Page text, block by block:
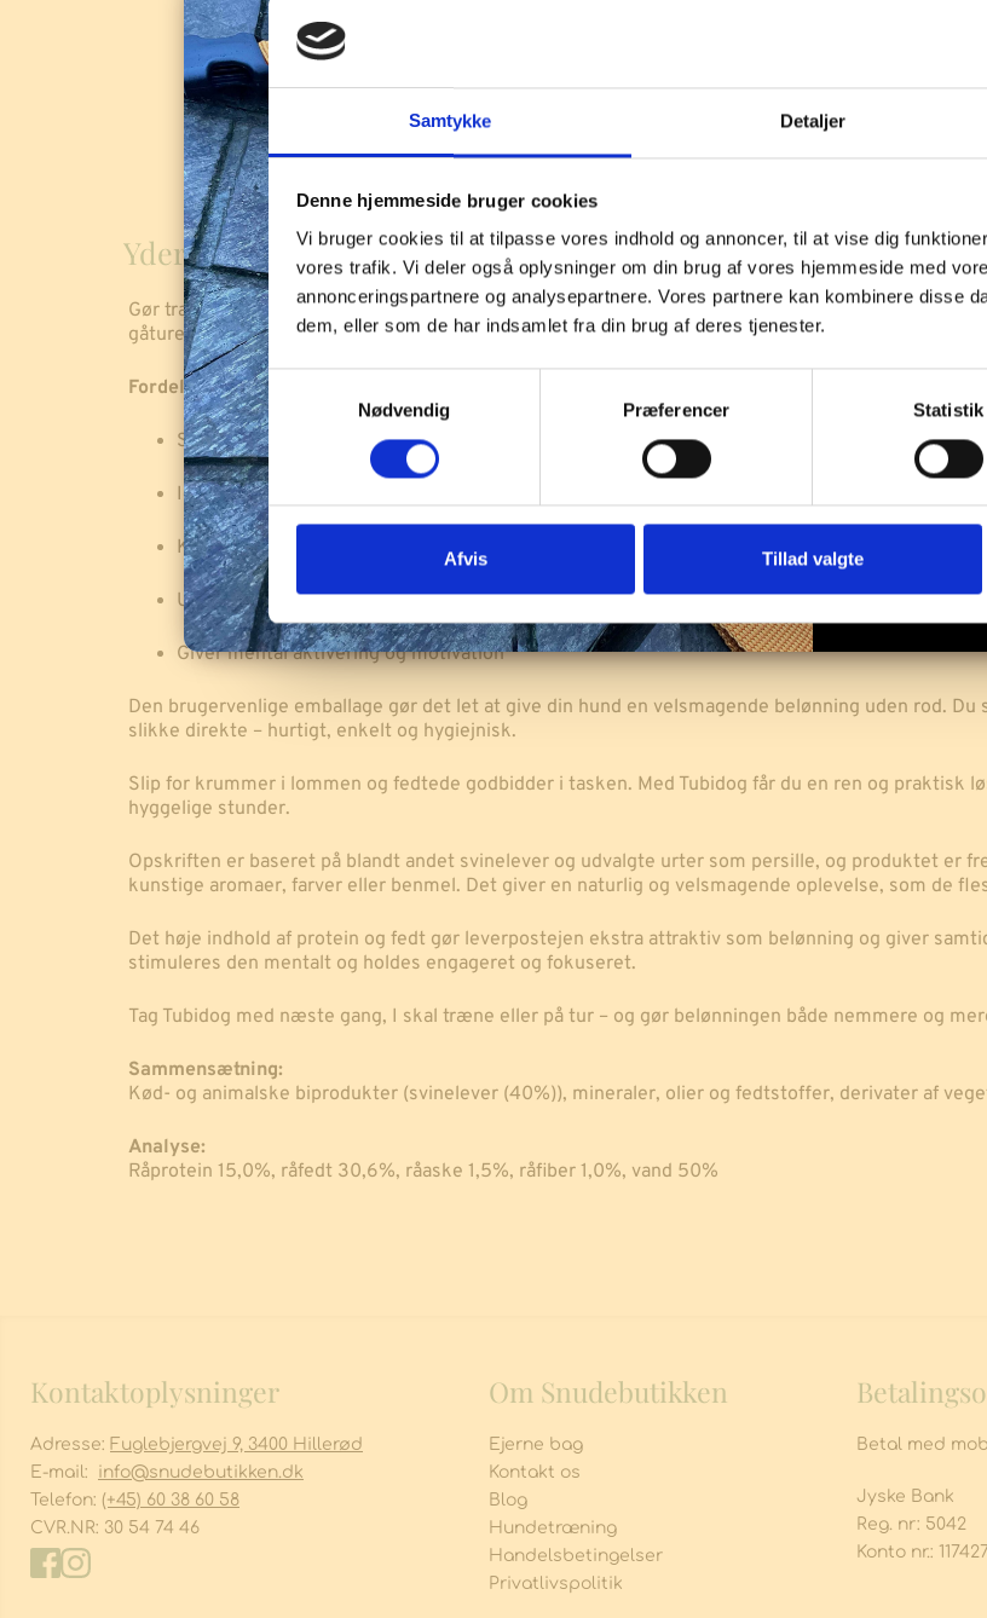
Samtykke Detaljer
Denne hjemmeside bruger cookies
Vi bruger cookies til at tilpasse vores indhold og annoncer, til at vise dig
vores trafik. Vi deler også oplysninger om din brug af vores hjemmeside med
annonceringspartnere og analysepartnere. Vores partnere kan kombinere disse
dem, eller som de har indsamlet fra din brug af deres tjenester.
S
a
m
t
k
k
v
a
g
Nødvendig Præferencer Statistik
Afvis Tillad valgte
gr.
Yderligere information
Gør træningen både lettere og sjovere med Tubidog leverpostej i praktisk tube. Den smagfulde
gåturen eller som en hurtig snack, når I er på farten.
Fordele ved Tubidog:
Smart tube, der er nem at have med
Ideel som træningsgodbid
Kan bruges til at gemme medicin
Uden tilsatte konserveringsmidler og farvestoffer
Giver mental aktivering og motivation
Den brugervenlige emballage gør det let at give din hund en velsmagende belønning uden rod.
slikke direkte – hurtigt, enkelt og hygiejnisk.
Slip for krummer i lommen og fedtede godbidder i tasken. Med Tubidog får du en ren og
hyggelige stunder.
Opskriften er baseret på blandt andet svinelever og udvalgte urter som persille, og produktet er
kunstige aromaer, farver eller benmel. Det giver en naturlig og velsmagende oplevelse, som de
Det høje indhold af protein og fedt gør leverpostejen ekstra attraktiv som belønning og giver
stimuleres den mentalt og holdes engageret og fokuseret.
Tag Tubidog med næste gang, I skal træne eller på tur – og gør belønningen både nemmere og
Sammensætning:
Kød- og animalske biprodukter (svinelever (40%)), mineraler, olier og fedtstoffer, derivater af
Analyse:
Råprotein 15,0%, råfedt 30,6%, råaske 1,5%, råfiber 1,0%, vand 50%
Kontaktoplysninger
Adresse: Fuglebjergvej 9, 3400 Hillerød
E-mail:
info@snudebutikken.dk
Telefon: (+45) 60 38 60 58
CVR.NR: 30 54 74 46
Om Snudebutikken
Ejerne bag
Kontakt os
Blog
Hundetræning
Handelsbetingelser
Privatlivspolitik
Betal med
Jyske Bank
Reg. nr: 5042
Konto nr.:
Den